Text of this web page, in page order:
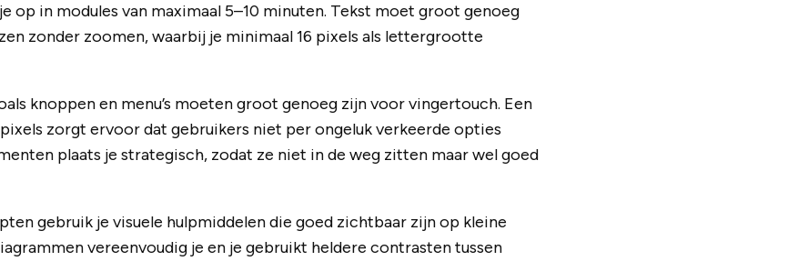
op in modules van maximaal 5–10 minuten. Tekst moet groot genoeg
zonder zoomen, waarbij je minimaal 16 pixels als lettergrootte
knoppen en menu’s moeten groot genoeg zijn voor vingertouch. Een
zorgt ervoor dat gebruikers niet per ongeluk verkeerde opties
plaats je strategisch, zodat ze niet in de weg zitten maar wel goed
gebruik je visuele hulpmiddelen die goed zichtbaar zijn op kleine
vereenvoudig je en je gebruikt heldere contrasten tussen